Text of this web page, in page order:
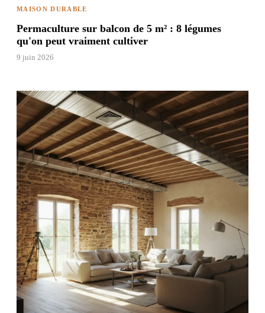
MAISON DURABLE
Permaculture sur balcon de 5 m² : 8 légumes
qu'on peut vraiment cultiver
9 juin 2026